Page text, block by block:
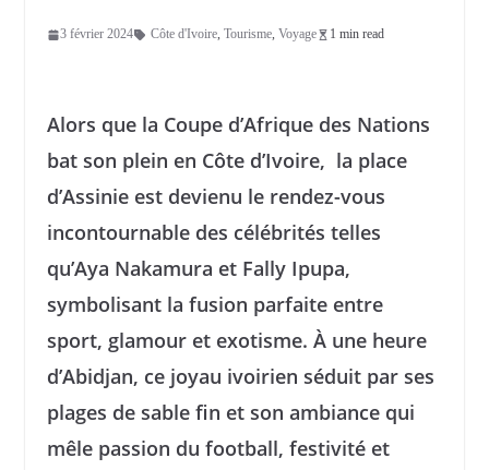
3 février 2024 Côte d'Ivoire, Tourisme, Voyage 1 min read
Alors que la Coupe d’Afrique des Nations
bat son plein en Côte d’Ivoire, la place
d’Assinie est devienu le rendez-vous
incontournable des célébrités telles
qu’Aya Nakamura et Fally Ipupa,
symbolisant la fusion parfaite entre
sport, glamour et exotisme. À une heure
d’Abidjan, ce joyau ivoirien séduit par ses
plages de sable fin et son ambiance qui
mêle passion du football, festivité et